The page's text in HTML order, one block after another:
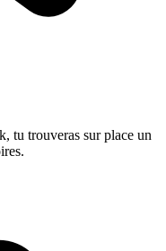
tu trouveras sur place un